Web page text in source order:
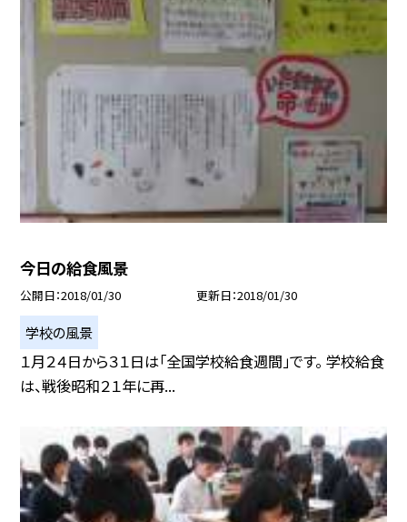
今日の給食風景
公開日 2018/01/30 更新日 2018/01/30
学校の風景
１月２４日から３１日は「全国学校給食週間」です。 学校給食
は、戦後昭和２１年に再...